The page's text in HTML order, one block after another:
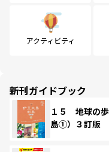
アクティビティ
新刊ガイドブック
１５ 地球の
島①）３訂版